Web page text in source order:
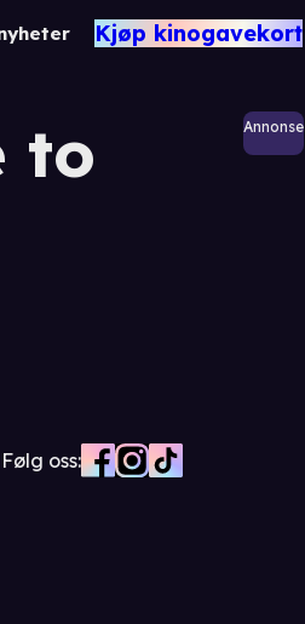
Kjøp kinogavekort
to
Følg oss:
Annonse